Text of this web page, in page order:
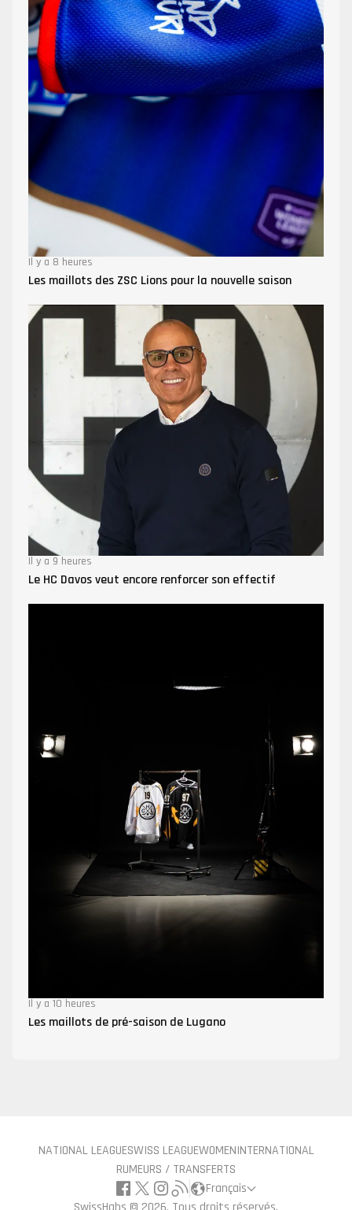
Il y a 8 heures
Les maillots des ZSC Lions pour la nouvelle saison
Il y a 9 heures
Le HC Davos veut encore renforcer son effectif
Il y a 10 heures
Les maillots de pré-saison de Lugano
NATIONAL LEAGUESWISS LEAGUEWOMENINTERNATIONAL
RUMEURS / TRANSFERTS
Français